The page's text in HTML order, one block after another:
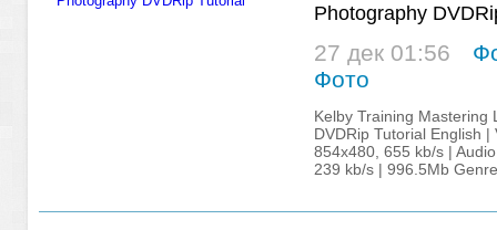
Photography
27 дек 01:56
Фото
Kelby Training Mastering
DVDRip Tutorial English
854x480, 655 kb/s |
239 kb/s | 996.5Mb